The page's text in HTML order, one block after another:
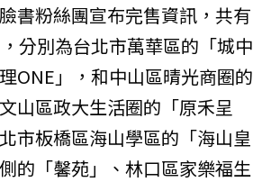
書粉絲團宣布完售資訊，共有
分別為台北市萬華區的「城中
ONE」，和中山區晴光商圈的
山區政大生活圈的「原禾呈
市板橋區海山學區的「海山皇
的「馨苑」、林口區家樂福生